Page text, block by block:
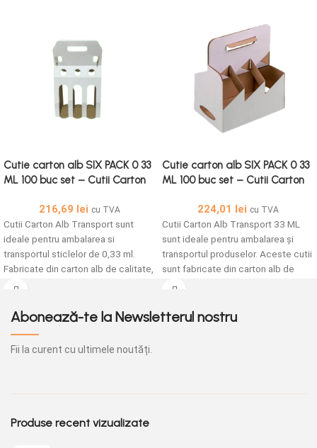
Cutie carton alb SIX PACK 0 33
ML 100 buc set – Cutii Carton
216,69 lei cu TVA
Cutii Carton Alb Transport sunt
ideale pentru ambalarea si
transportul sticlelor de 0,33 ml.
Fabricate din carton alb de calitate,
fiecare set contine 100 de bucati,
15 cm.
Cutie carton alb SIX PACK 0 33
ML 100 buc set – Cutii Carton
224,01
lei cu TVA
Cutii Carton Alb Transport 33 ML
sunt ideale pentru ambalarea și
transportul produselor. Aceste cutii
sunt fabricate din carton alb de
calitate, având dimensiuni de 34.5 x
seturi de 100 de bucăți.
Abonează-te la Newsletterul nostru
Fii la curent cu ultimele noutăți.
Produse recent vizualizate